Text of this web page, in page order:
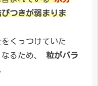
つきが弱まりま
くっつけていた
なるため、 粒がバラ